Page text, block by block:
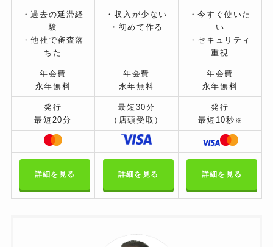
・過去の延滞経
験
・他社で審査落
ちた
・収入が少ない
・初めて作る
・今すぐ使いた
い
・セキュリティ
重視
年会費
永年無料
年会費
永年無料
年会費
永年無料
発行
最短20分
最短30分
（店頭受取）
発行
最短10秒 ※
詳細を見る 詳細を見る 詳細を見る